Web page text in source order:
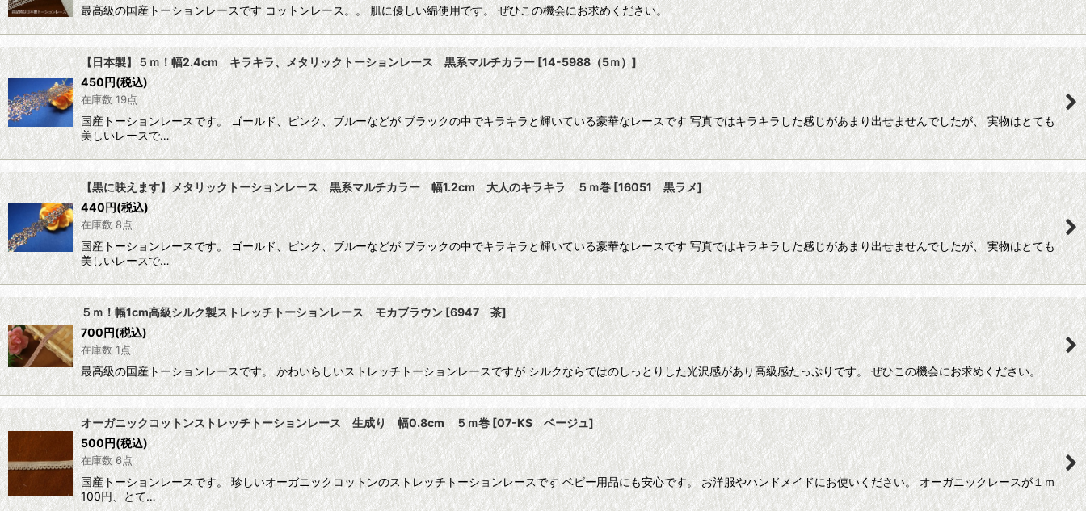
最高級の国産トーションレースです コットンレース。。 肌に優しい綿使用です。 ぜひこの機会にお求めください。
【日本製】５ｍ！幅2.4cm キラキラ、メタリックトーションレース 黒系マルチカラー [14-5988（5ｍ）]
450円(税込)
在庫数 19点
国産トーションレースです。 ゴールド、ピンク、ブルーなどが ブラックの中でキラキラと輝いている豪華なレースです 写真ではキラキラした感じがあまり出せませんでしたが、 実物はとても
美しいレースで…
【黒に映えます】メタリックトーションレース 黒系マルチカラー 幅1.2cm 大人のキラキラ ５ｍ巻 [16051 黒ラメ]
440円(税込)
在庫数 8点
国産トーションレースです。 ゴールド、ピンク、ブルーなどが ブラックの中でキラキラと輝いている豪華なレースです 写真ではキラキラした感じがあまり出せませんでしたが、 実物はとても
美しいレースで…
５ｍ！幅1cm高級シルク製ストレッチトーションレース モカブラウン[6947 茶]
700円(税込)
在庫数 1点
最高級の国産トーションレースです。 かわいらしいストレッチトーションレースですが シルクならではのしっとりした光沢感があり高級感たっぷりです。 ぜひこの機会にお求めください。
オーガニックコットンストレッチトーションレース 生成り 幅0.8cm ５ｍ巻[07-KS ベージュ]
500円(税込)
在庫数 6点
国産トーションレースです。 珍しいオーガニックコットンのストレッチトーションレースです ベビー用品にも安心です。 お洋服やハンドメイドにお使いください。 オーガニックレースが１ｍ
100円、とて…